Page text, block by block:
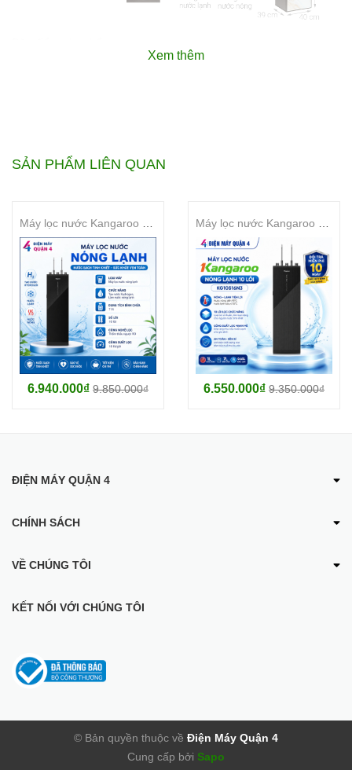
Máy lọc nước RO nóng nguội lạnh
Thẩm thấu ngược RO
Số lõi lọc:
3 lõi
Lõi lọc thô:
Lõi 1: PAC 3 in 1 (Sx Trung Quốc)
Lõi RO/Nano/UF:
Bảng điều khiển:
Cảm ứng
lít)
Lọc 5 - Thải 5
Công suất tiêu thụ điện trung bình khoảng:
Xem thêm
SẢN PHẨM LIÊN QUAN
6.940.000₫ 9.850.000₫ 6.550.000₫ 9.350.000₫
ĐIỆN MÁY QUẬN 4
CHÍNH SÁCH
VỀ CHÚNG TÔI
KẾT NỐI VỚI CHÚNG TÔI
© Bản quyền thuộc về Điện Máy Quận 4
Cung cấp bởi Sapo